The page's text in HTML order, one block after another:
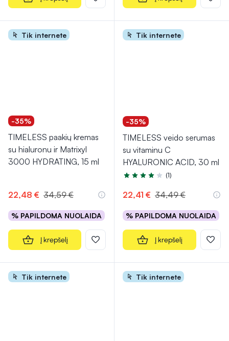
Tik internete
-35%
TIMELESS paakių kremas
su hialuronu ir Matrixyl
3000 HYDRATING, 15 ml
22,48 € 34,59 €
% PAPILDOMA NUOLAIDA
Į krepšelį
Tik internete
-35%
TIMELESS veido serumas
su vitaminu C
HYALURONIC ACID, 30 ml
Įvertinimas 4.0 iš 5
(1)
22,41 € 34,49 €
% PAPILDOMA NUOLAIDA
Į krepšelį
Tik internete Tik internete